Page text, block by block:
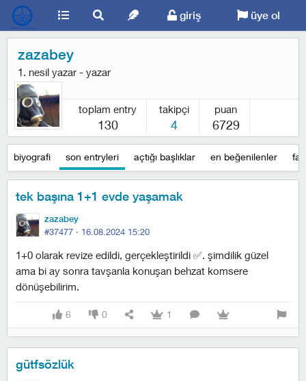
giriş üye ol
zazabey
1. nesil yazar - yazar
toplam entry
130
takipçi
4
puan
6729
biyografi son entryleri açtığı başlıklar en beğenilenler
tek başına 1+1 evde yaşamak
zazabey
#37477 · 16.08.2024 15:20
1+0 olarak revize edildi, gerçekleştirildi ✅. şimdilik güzel
ama bi ay sonra tavşanla konuşan behzat komsere
dönüşebilirim.
6 0 1
gütfsözlük